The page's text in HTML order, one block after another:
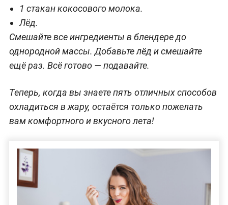
1 стакан кокосового молока.
Лёд.
Смешайте все ингредиенты в блендере до
однородной массы. Добавьте лёд и смешайте
ещё раз. Всё готово — подавайте.
Теперь, когда вы знаете пять отличных способов
охладиться в жару, остаётся только пожелать
вам комфортного и вкусного лета!